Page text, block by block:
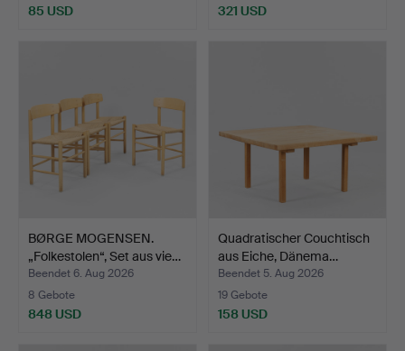
85 USD 321 USD
BØRGE MOGENSEN.
„Folkestolen“, Set aus vie…
Beendet 6. Aug 2026
8 Gebote
848 USD
Quadratischer Couchtisch
aus Eiche, Dänema…
Beendet 5. Aug 2026
19 Gebote
158 USD